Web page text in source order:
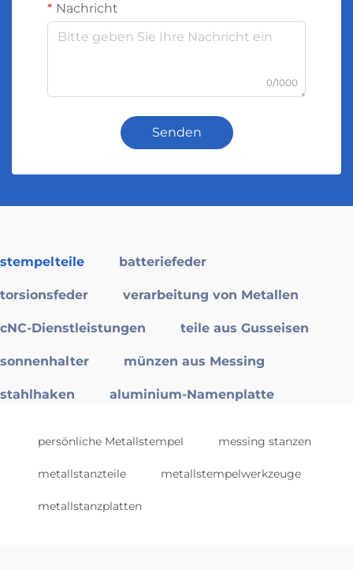
Nachricht
0/1000
Senden
stempelteile batteriefeder
torsionsfeder verarbeitung von Metallen
cNC-Dienstleistungen teile aus Gusseisen
sonnenhalter münzen aus Messing
stahlhaken aluminium-Namenplatte
persönliche Metallstempel messing stanzen
metallstanzteile metallstempelwerkzeuge
metallstanzplatten